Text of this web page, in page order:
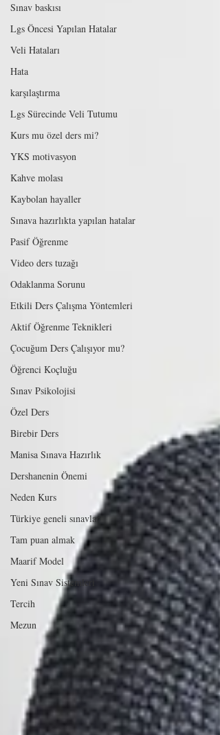
Sınav baskısı
Lgs Öncesi Yapılan Hatalar
Veli Hataları
Hata
karşılaştırma
Lgs Sürecinde Veli Tutumu
Kurs mu özel ders mi?
YKS motivasyon
Kahve molası
Kaybolan hayaller
Sınava hazırlıkta yapılan hatalar
Pasif Öğrenme
Video ders tuzağı
Odaklanma Sorunu
Etkili Ders Çalışma Yöntemleri
Aktif Öğrenme Teknikleri
Çocuğum Ders Çalışıyor mu?
Öğrenci Koçluğu
Sınav Psikolojisi
Özel Ders
Birebir Ders
Manisa Sınava Hazırlık
Dershanenin Önemi
Neden Kurs
Türkiye geneli sınavlar
Tam puan almak
Maarif Model
Yeni Sınav Sistemleri
Tercih
Mezun